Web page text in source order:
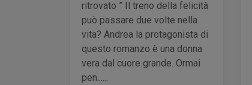
ritrovato ” Il treno della felicità
può passare due volte nella
vita? Andrea la protagonista di
questo romanzo è una donna
vera dal cuore grande. Ormai
pen......